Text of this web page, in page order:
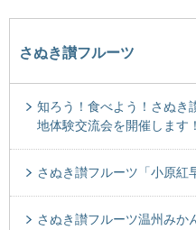
さぬき讃フルーツ
知ろう！食べよう！さぬき
地体験交流会を開催します！
さぬき讃フルーツ「小原紅
さぬき讃フルーツ温州みか